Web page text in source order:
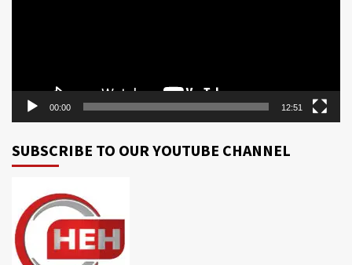
00:00 12:51
SUBSCRIBE TO OUR YOUTUBE CHANNEL